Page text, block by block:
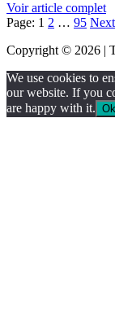
Voir article complet
Page: 1 2 … 95 Next
Copyright © 2026 |
We use cookies to
our website. If you
are happy with it. Ok